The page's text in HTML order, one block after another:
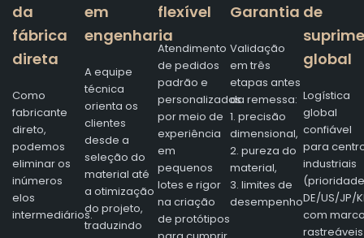
da
fábrica
direta
Como
fabricante
direto,
podemos
eliminar os
inúmeros
elos
intermediários.
em
engenharia
A equipe
técnica
orienta os
clientes
desde a
seleção do
material até
a otimização
do projeto,
traduzindo
flexível
Atendimento
de pedidos
padrão e
personalizados
por meio de
experiência
em
pequenos
lotes e rigor
na criação
de protótipos
Garantia
Validação
em três
etapas antes
da remessa:
1. precisão
dimensional,
2. pureza do
material,
3. limites de
desempenho
de
global
Logística
global
confiável
para
industriais
(prioridade
DE/US/JP/
com